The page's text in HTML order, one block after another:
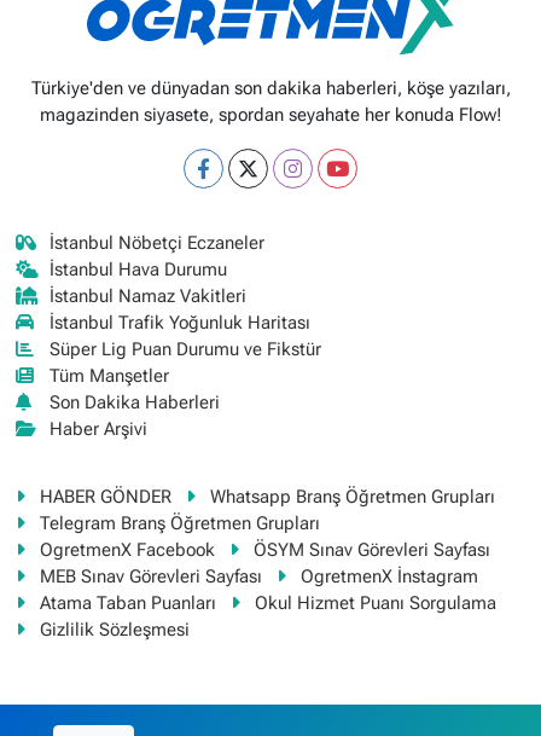
Türkiye'den ve dünyadan son dakika haberleri, köşe yazıları,
magazinden siyasete, spordan seyahate her konuda Flow!
İstanbul Nöbetçi Eczaneler
İstanbul Hava Durumu
İstanbul Namaz Vakitleri
İstanbul Trafik Yoğunluk Haritası
Süper Lig Puan Durumu ve Fikstür
Tüm Manşetler
Son Dakika Haberleri
Haber Arşivi
HABER GÖNDER
Whatsapp Branş Öğretmen Grupları
Telegram Branş Öğretmen Grupları
OgretmenX Facebook
ÖSYM Sınav Görevleri Sayfası
MEB Sınav Görevleri Sayfası
OgretmenX İnstagram
Atama Taban Puanları
Okul Hizmet Puanı Sorgulama
Gizlilik Sözleşmesi